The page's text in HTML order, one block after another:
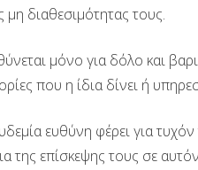
διαθεσιμότητας τους.
μόνο για δόλο και
που η ίδια δίνει ή
ευθύνη φέρει για
της επίσκεψης τους σε